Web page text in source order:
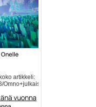
artikkeli: